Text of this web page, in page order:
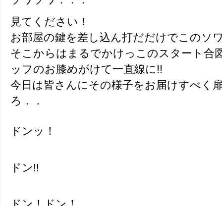
見てください！
お部屋の鍵を差し込ん打だだけでこのソ
そこからはまるでかけっこのスタート合
ッフのお膝めがけて一直線に!!
今日は皆さんにその様子をお届けすべく
ろ．．
ドンッ！
ドン!!